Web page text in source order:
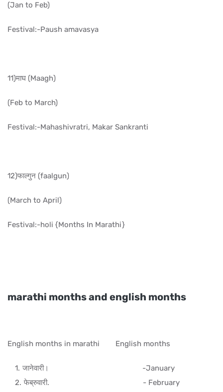
(Jan to Feb)
Festival:-Paush amavasya
11)माघ (Maagh)
(Feb to March)
Festival:-Mahashivratri, Makar Sankranti
12)फाल्गुन (faalgun)
(March to April)
Festival:-holi {Months In Marathi}
marathi months and english months
English months in marathi English months
जानेवारी। -January
फेब्रुवारी. - February